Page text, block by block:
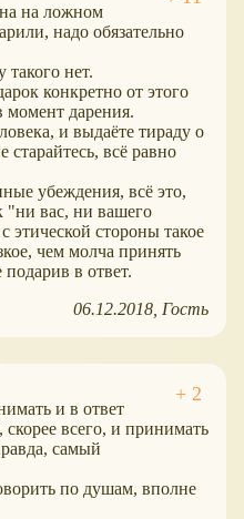
на ложном
надо обязательно
нет.
конкретно от этого
момент дарения.
и выдаёте тираду о
всё равно
убеждения, всё это,
"ни вас, ни вашего
этической стороны такое
чем молча принять
в ответ.
06.12.2018 Гость
и в ответ
всего, и принимать
самый
по душам, вполне